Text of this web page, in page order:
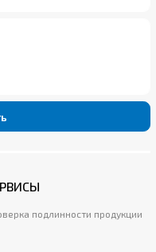
подлинности продукции